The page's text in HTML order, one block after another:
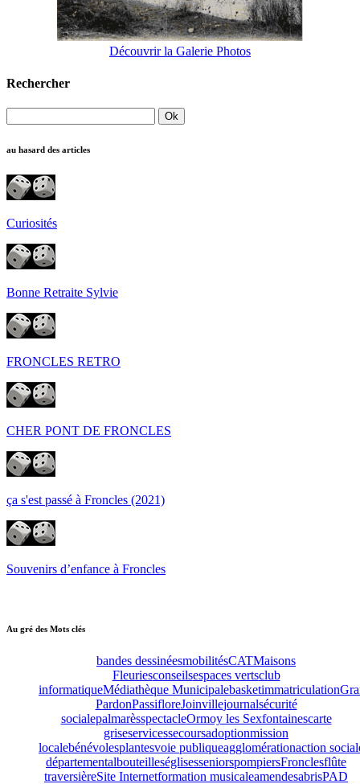
Découvrir la Galerie Photos
Rechercher
au hasard des articles
Curiosités
Bonne Retraite Sylvie
FRONCLES RETRO
CHER PONT DE FRONCLES
ça s'est passé à Froncles (2021)
Souvenirs d’enfance à Froncles
Au gré des Mots clés
bandes dessinéesmobilitésCATMaisons
Fleuriesconseilsespaces vertsclub
informatiqueMédiathèque Municipalebasketimmatriculation
PardonPassifloreJoinvillejournalsécurité
socialepalmarèsspectacleOrmoy les Sexfontainescarte
griseservicessecoursadoptionmission
localebénévolesplantesvoie publiqueagglomérationaction
départementalbouteilleséglisesseniorspompiersFronclesflûte
traversièreSite Internetformation musicaleamendesabrisPAD